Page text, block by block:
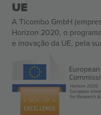
UE
A Ticombo GmbH
Horizon 2020, o
e inovação da UE, pela